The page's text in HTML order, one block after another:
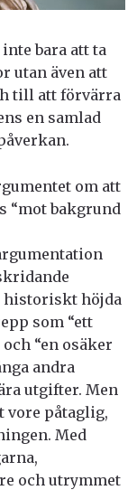
bara att ta
utan även att
till att förvärra
en samlad
om att
“mot bakgrund
historiskt höjda
som “ett
“en osäker
andra
utgifter. Men
vore påtaglig,
Med
och utrymmet